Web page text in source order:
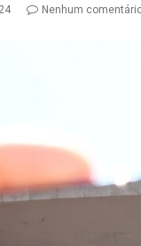
Nenhum